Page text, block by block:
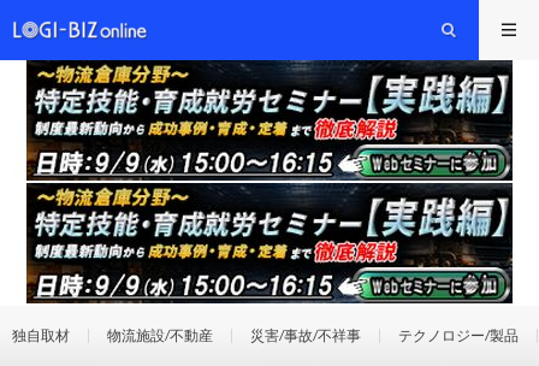
独自取材 物流施設/不動産 災害/事故/不祥事 テクノロジー/製品